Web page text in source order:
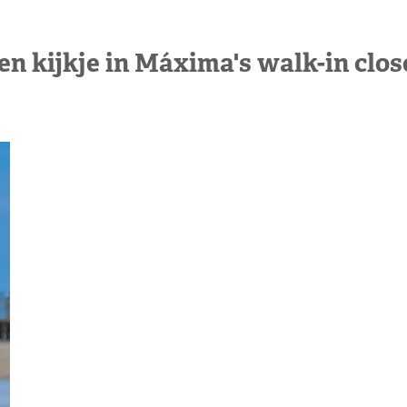
kijkje in Máxima's walk-in